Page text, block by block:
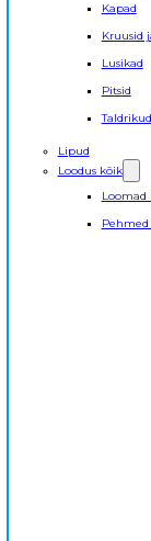
Kapad
Kruusid
Lusikad
Pitsid
Lipud
Loodus kõik
Loomad